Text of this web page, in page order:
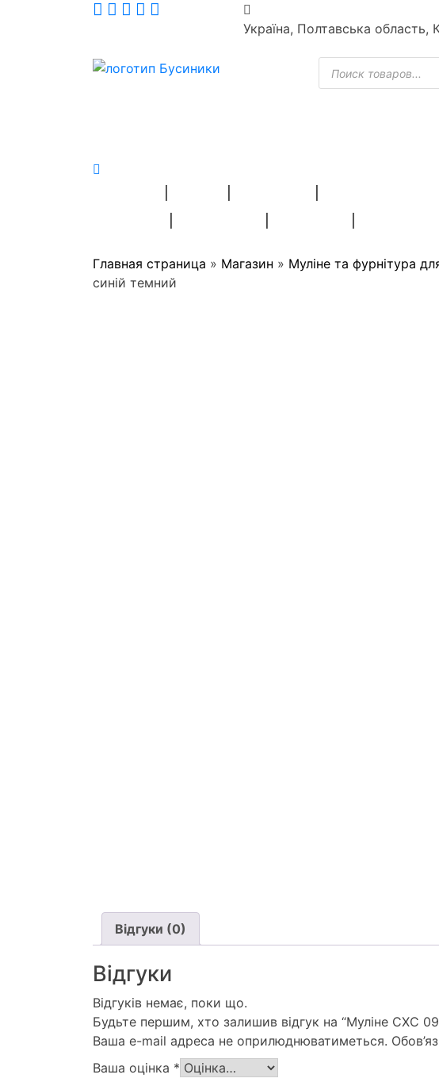
Україна, Полтавська область,
Пошук
товарів
Главная страница » Магазин » Муліне та фурнітура
синій темний
Відгуки (0)
Відгуки
Відгуків немає, поки що.
Будьте першим, хто залишив відгук на “Муліне СХС
Ваша e-mail адреса не оприлюднюватиметься.
Ваша оцінка *